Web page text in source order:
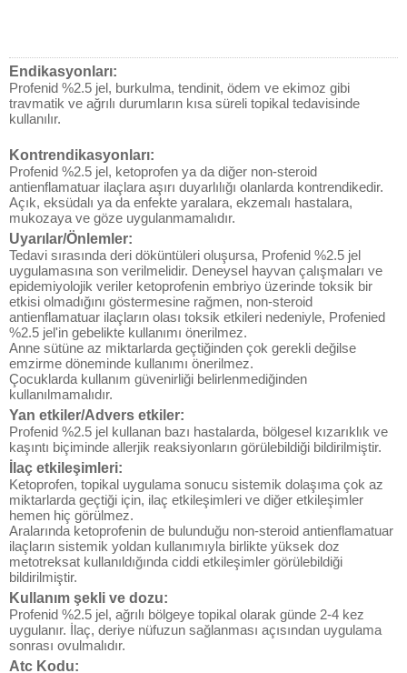
Endikasyonları:
Profenid %2.5 jel, burkulma, tendinit, ödem ve ekimoz gibi
travmatik ve ağrılı durumların kısa süreli topikal tedavisinde
kullanılır.
Kontrendikasyonları:
Profenid %2.5 jel, ketoprofen ya da diğer non-steroid
antienflamatuar ilaçlara aşırı duyarlılığı olanlarda kontrendikedir.
Açık, eksüdalı ya da enfekte yaralara, ekzemalı hastalara,
mukozaya ve göze uygulanmamalıdır.
Uyarılar/Önlemler:
Tedavi sırasında deri döküntüleri oluşursa, Profenid %2.5 jel
uygulamasına son verilmelidir. Deneysel hayvan çalışmaları ve
epidemiyolojik veriler ketoprofenin embriyo üzerinde toksik bir
etkisi olmadığını göstermesine rağmen, non-steroid
antienflamatuar ilaçların olası toksik etkileri nedeniyle, Profenied
%2.5 jel'in gebelikte kullanımı önerilmez.
Anne sütüne az miktarlarda geçtiğinden çok gerekli değilse
emzirme döneminde kullanımı önerilmez.
Çocuklarda kullanım güvenirliği belirlenmediğinden
kullanılmamalıdır.
Yan etkiler/Advers etkiler:
Profenid %2.5 jel kullanan bazı hastalarda, bölgesel kızarıklık ve
kaşıntı biçiminde allerjik reaksiyonların görülebildiği bildirilmiştir.
İlaç etkileşimleri:
Ketoprofen, topikal uygulama sonucu sistemik dolaşıma çok az
miktarlarda geçtiği için, ilaç etkileşimleri ve diğer etkileşimler
hemen hiç görülmez.
Aralarında ketoprofenin de bulunduğu non-steroid antienflamatuar
ilaçların sistemik yoldan kullanımıyla birlikte yüksek doz
metotreksat kullanıldığında ciddi etkileşimler görülebildiği
bildirilmiştir.
Kullanım şekli ve dozu:
Profenid %2.5 jel, ağrılı bölgeye topikal olarak günde 2-4 kez
uygulanır. İlaç, deriye nüfuzun sağlanması açısından uygulama
sonrası ovulmalıdır.
Atc Kodu: